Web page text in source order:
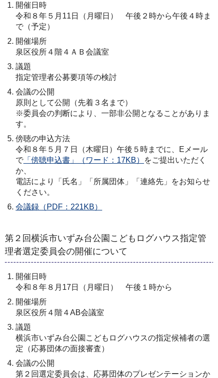
開催日時
令和８年５月11日（月曜日） 午後２時から午後４時ま
で（予定）
開催場所
泉区役所４階４ＡＢ会議室
議題
指定管理者公募要項等の検討
会議の公開
原則として公開（先着３名まで）
※委員会の判断により、一部非公開となることがありま
す。
傍聴の申込方法
令和８年５月７日（木曜日）午後５時までに、Eメール
で 「傍聴申込書」（ワード：17KB）
をご提出いただく
か、
電話により「氏名」「所属団体」「連絡先」をお知らせ
ください。
会議録（PDF：221KB）
第２回横浜市いずみ台公園こどもログハウス指定管
理者選定委員会の開催について
開催日時
令和８年８月17日（月曜日） 午後１時から
開催場所
泉区役所４階４AB会議室
議題
横浜市いずみ台公園こどもログハウスの指定候補者の選
定（応募団体の面接審査）
会議の公開
第２回選定委員会は、応募団体のプレゼンテーションか